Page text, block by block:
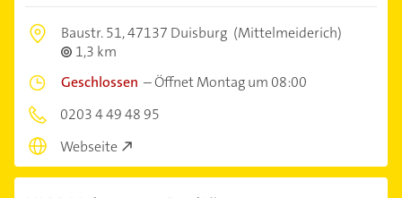
Baustr. 51,47137 Duisburg (Mittelmeiderich)
1,3 km
Geschlossen –Öffnet Montag um 08:00
0203 4 49 48 95
Webseite